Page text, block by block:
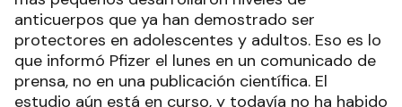
anticuerpos que ya han demostrado ser
protectores en adolescentes y adultos. Eso es lo
que informó Pfizer el lunes en un comunicado de
prensa, no en una publicación científica. El
estudio aún está en curso, y todavía no ha habido